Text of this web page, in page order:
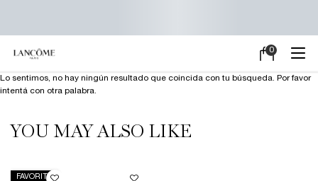
Mi
0
0 producto
Main content
Lo sentimos, no hay ningún resultado que coincida con tu búsqueda. Por favor
intentá con otra palabra.
YOU MAY ALSO LIKE
FAVORITO